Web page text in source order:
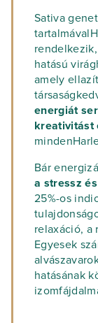
Sativa
hatású
amely
energiát
kreativitást
Bár
a stressz
25%-os
relaxáció, a
Egyesek
hatásának